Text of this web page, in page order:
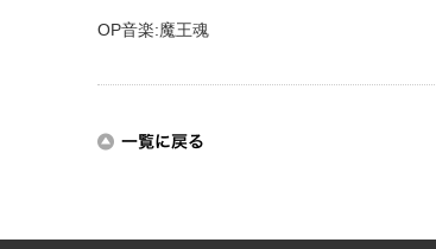
ОP音楽:魔王魂